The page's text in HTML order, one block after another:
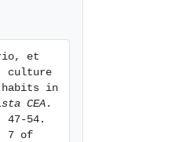
et
culture
habits in
CEA .
47-54.
7 of